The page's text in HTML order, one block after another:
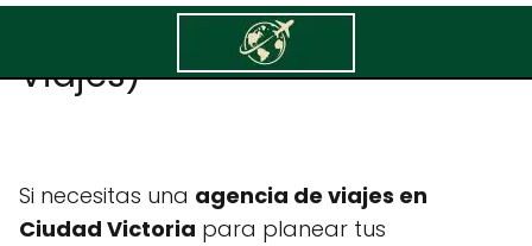
Viaja Platinum (Agencia De
Viajes)
Si necesitas una agencia de viajes en
Ciudad Victoria para planear tus